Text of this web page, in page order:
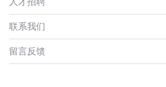
联系我们
留言反馈